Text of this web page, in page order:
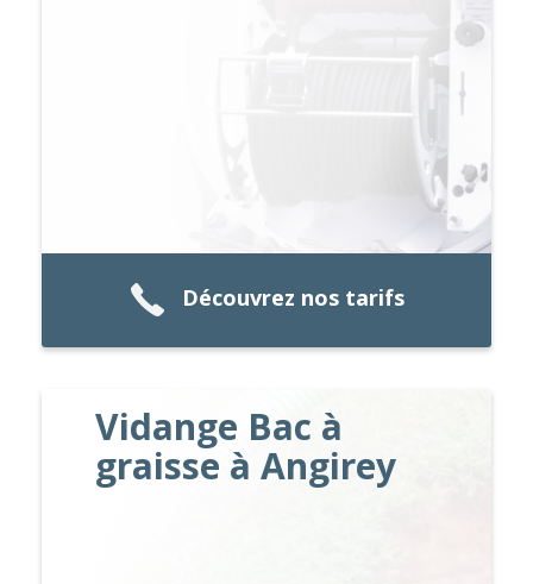
Découvrez nos tarifs
Vidange Bac à
graisse à Angirey